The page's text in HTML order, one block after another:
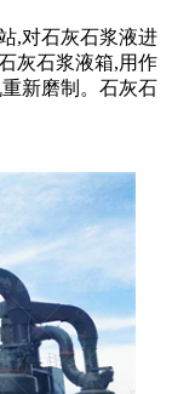
,对石灰石浆液进
灰石浆液箱,用作
新磨制。石灰石